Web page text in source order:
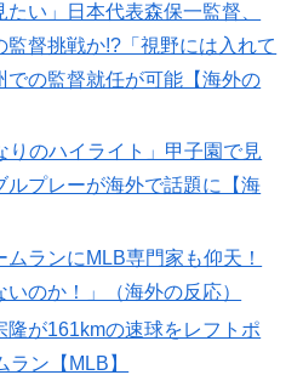
い」日本代表森保一監督、
督挑戦か!?「視野には入れて
での監督就任が可能【海外の
りのハイライト」甲子園で見
ルプレーが海外で話題に【海
ランにMLB専門家も仰天！
のか！」（海外の反応）
隆が161kmの速球をレフトポ
ン【MLB】